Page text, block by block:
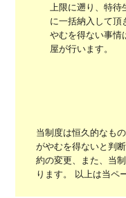
上限に遡り、特
に一括納入して頂
やむを得ない事情
屋が行います。
当制度は恒久的なも
がやむを得ないと判
約の変更、また、当
ります。 以上は当ペ